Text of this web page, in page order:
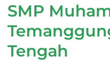
SMP
Tengah